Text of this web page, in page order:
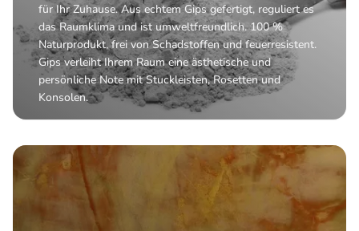
für Ihr Zuhause. Aus echtem Gips gefertigt, reguliert es
das Raumklima und ist umweltfreundlich. 100 %
Naturprodukt, frei von Schadstoffen und feuerresistent.
Gips verleiht Ihrem Raum eine ästhetische und
persönliche Note mit Stuckleisten, Rosetten und
Konsolen.